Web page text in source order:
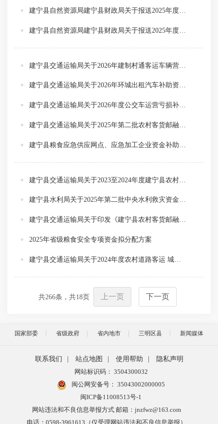
建宁县自然资源局建宁县财政局关于报送2025年度省级财政林业专项资金绩效自评情况的报告
建宁县交通运输局关于2026年环城出租汽车补助资金分配情况的公示
建宁县交通运输局关于2026年度公交车运营亏损补助的公示
建宁县交通运输局关于2025年第二批农村客货邮融合发展运营奖励资金预分配方案的公示
建宁县水利局关于2025年第二批中央水利救灾资金拟分配方案的公示
建宁县交通运输局关于印发《建宁县农村客货邮融合发展运营奖补资金实施方案（试行）》的通知
2025年省级粮食安全专项资金拟分配方案
共266条，共18页 上一页 下一页
国家部委 省级政府 省内地市 三明区县 新闻媒体
联系我们 | 站点地图 | 使用帮助 |
隐私声明
网站标识码： 3504300032
闽公网安备号： 35043002000005
闽ICP备11008513号-1
网站违法和不良信息举报方式 邮箱：jnzfwz@163.com
电话：0598-3961613（仅受理网站违法和不良信息举报）